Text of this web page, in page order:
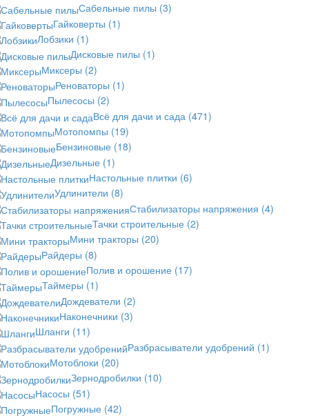
Сабельные пилы (3)
Гайковерты (1)
Лобзики (1)
Дисковые пилы (1)
Миксеры (2)
Реноваторы (1)
Пылесосы (2)
Всё для дачи и сада (471)
Мотопомпы (19)
Бензиновые (18)
Дизельные (1)
Настольные плитки (6)
Удлинители (8)
Стабилизаторы напряжения (4)
Тачки строительные (2)
Мини тракторы (20)
Райдеры (8)
Полив и орошение (17)
Таймеры (1)
Дождеватели (2)
Наконечники (3)
Шланги (11)
Разбрасыватели удобрений (1)
Мотоблоки (20)
Зернодробилки (10)
Насосы (51)
Погружные (42)